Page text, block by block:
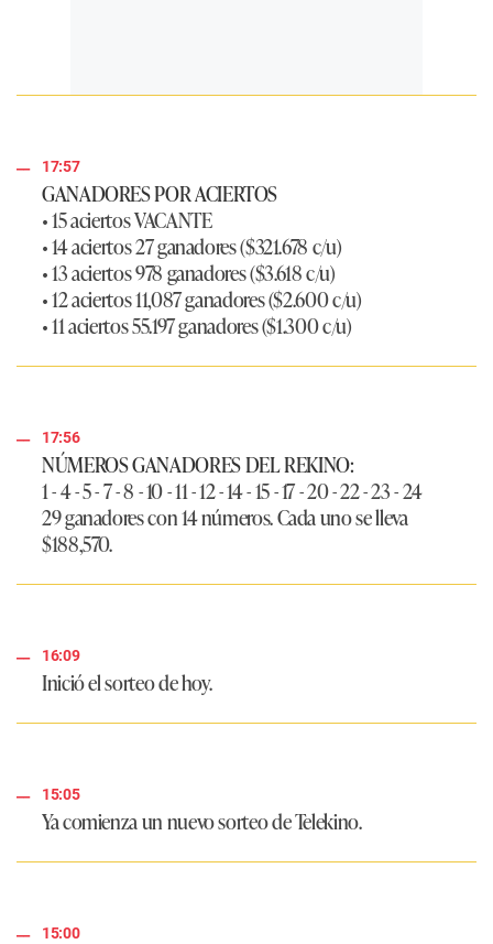
17:57
GANADORES POR ACIERTOS
• 15 aciertos VACANTE
• 14 aciertos 27 ganadores ($321.678 c/u)
• 13 aciertos 978 ganadores ($3.618 c/u)
• 12 aciertos 11,087 ganadores ($2.600 c/u)
• 11 aciertos 55.197 ganadores ($1.300 c/u)
17:56
NÚMEROS GANADORES DEL REKINO:
1 - 4 - 5 - 7 - 8 - 10 - 11 - 12 - 14 - 15 - 17 - 20 - 22 - 23 - 24
29 ganadores con 14 números. Cada uno se lleva
$188,570.
16:09
Inició el sorteo de hoy.
15:05
Ya comienza un nuevo sorteo deTelekino.
15:00